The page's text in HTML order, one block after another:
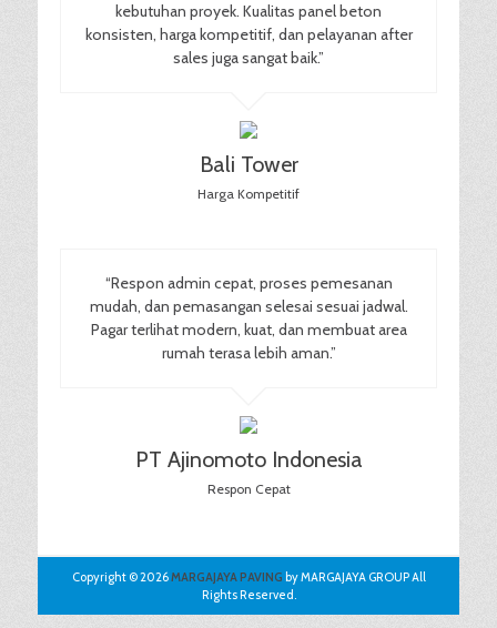
kebutuhan proyek. Kualitas panel beton
konsisten, harga kompetitif, dan pelayanan after
sales juga sangat baik.”
Bali Tower
Harga Kompetitif
“Respon admin cepat, proses pemesanan
mudah, dan pemasangan selesai sesuai jadwal.
Pagar terlihat modern, kuat, dan membuat area
rumah terasa lebih aman.”
PT Ajinomoto Indonesia
Respon Cepat
Copyright © 2026MARGAJAYA PAVING by MARGAJAYA GROUP All
Rights Reserved.